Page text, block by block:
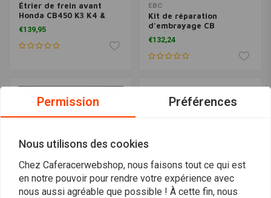
Étrier de frein avant
Honda CB450 K3 K4 &
CB750 Four K0-K6
€139,95
EBC
Kit de réparation
d'embrayage CB
750/900/1100
€132,24
Permission Préférences
Nous utilisons des cookies
Chez Caferacerwebshop, nous faisons tout ce qui est
en notre pouvoir pour rendre votre expérience avec
nous aussi agréable que possible ! À cette fin, nous